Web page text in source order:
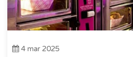
4 mar 2025